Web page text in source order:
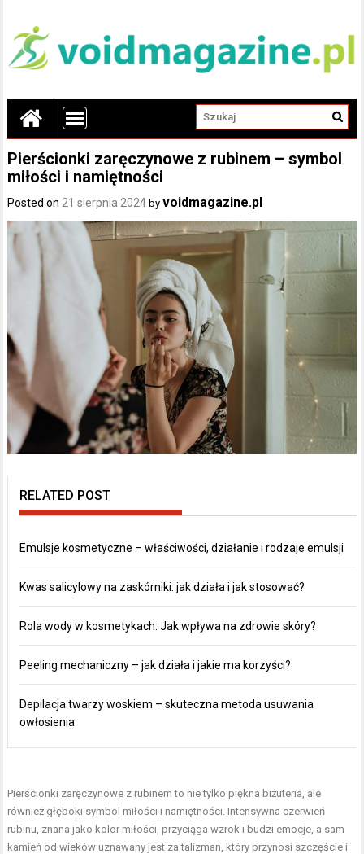
Pierścionki zaręczynowe z rubinem – symbol
miłości i namiętności
Posted on 21 sierpnia 2024 byvoidmagazine.pl
RELATED POST
Emulsje kosmetyczne – właściwości, działanie i rodzaje emulsji
Kwas salicylowy na zaskórniki: jak działa i jak stosować?
Rola wody w kosmetykach: Jak wpływa na zdrowie skóry?
Peeling mechaniczny – jak działa i jakie ma korzyści?
Depilacja twarzy woskiem – skuteczna metoda usuwania
owłosienia
Pierścionki zaręczynowe z rubinem to nie tylko piękna biżuteria, ale
również głęboki symbol miłości i namiętności. Intensywna czerwień
rubinu, znana jako kolor miłości, przyciąga wzrok i budzi emocje, a sam
kamień od wieków uznawany jest za talizman, który przynosi szczęście i